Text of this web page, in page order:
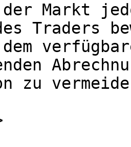
der Markt
Traders
zu